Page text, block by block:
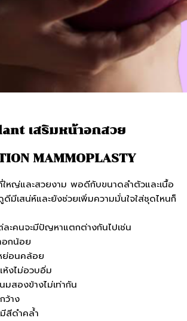
เสริมหน้าอกสวย
MAMMOPLASTY
หญ่และสวยงาม พอดีกับขนาดลำตัวและเนื้อ
ดีมีเสน่ห์และยังช่วยเพิ่มความมั่นใจใส่ชุดไหนก็
ะคนจะมีปัญหาแตกต่างกันไปเช่น
อกน้อย
ย่อนคล้อย
ห้งไม่อวบอิ่ม
มสองข้างไม่เท่ากัน
ว้าง
สีดำคล้ำ